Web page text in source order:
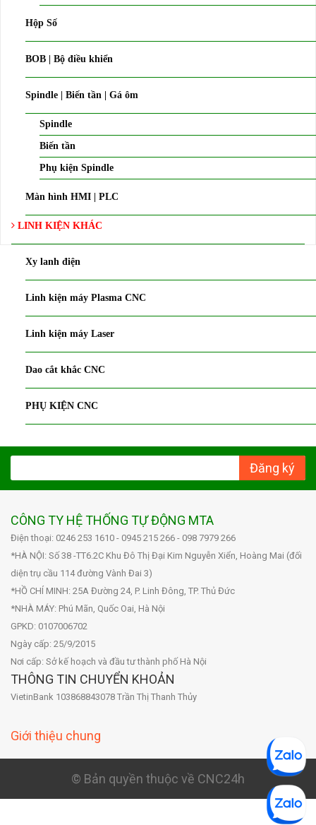
Hộp Số
BOB | Bộ điều khiển
Spindle | Biến tần | Gá ôm
Spindle
Biến tần
Phụ kiện Spindle
Màn hình HMI | PLC
LINH KIỆN KHÁC
Xy lanh điện
Linh kiện máy Plasma CNC
Linh kiện máy Laser
Dao cắt khắc CNC
PHỤ KIỆN CNC
Đăng ký
CÔNG TY HỆ THỐNG TỰ ĐỘNG MTA
Điện thoại: 0246 253 1610 - 0945 215 266 - 098 7979 266
*HÀ NỘI: Số 38 -TT6.2C Khu Đô Thị Đại Kim Nguyễn Xiển, Hoàng Mai (đối
diện trụ cầu 114 đường Vành Đai 3)
*HỒ CHÍ MINH: 25A Đường 24, P. Linh Đông, TP. Thủ Đức
*NHÀ MÁY: Phú Mãn, Quốc Oai, Hà Nội
GPKD: 0107006702
Ngày cấp: 25/9/2015
Nơi cấp: Sở kế hoạch và đầu tư thành phố Hà Nội
THÔNG TIN CHUYỂN KHOẢN
VietinBank 103868843078 Trần Thị Thanh Thủy
Giới thiệu chung
© Bản quyền thuộc về CNC24h